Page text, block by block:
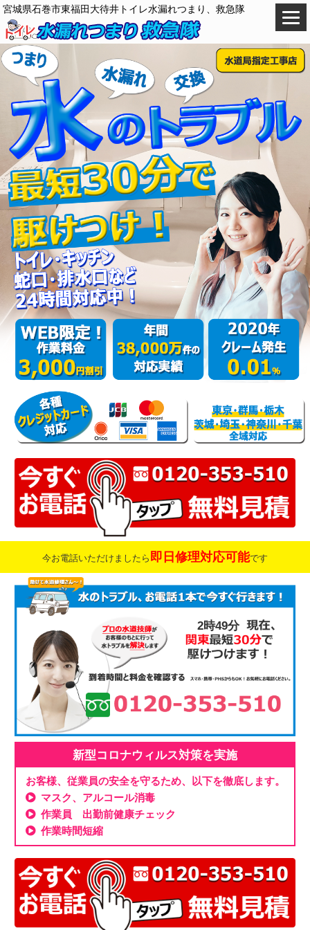
宮城県石巻市東福田大待井トイレ水漏れつまり、救急隊
今お電話いただけましたら 即日修理対応可能です
2時49分
新型コロナウィルス対策を実施
お客様、従業員の安全を守るため、以下を徹底します。
マスク、アルコール消毒
作業員 出勤前健康チェック
作業時間短縮